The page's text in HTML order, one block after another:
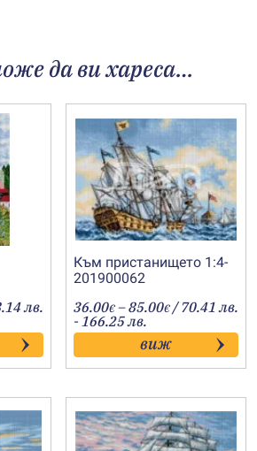
да ви хареса…
лв.
Към пристанището 1:4-
201900062
36.00€ –85.00€Price
range:
36.00€
through
85.00€
/ 70.41 лв.
- 166.25 лв.
виж